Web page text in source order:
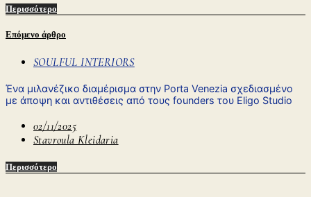
Περισσότερο
Επόμενο άρθρο
SOULFUL INTERIORS
Ένα μιλανέζικο διαμέρισμα στην Porta Venezia σχεδιασμένο
με άποψη και αντιθέσεις από τους founders του Eligo Studio
02/11/2025
Stavroula Kleidaria
Περισσότερο